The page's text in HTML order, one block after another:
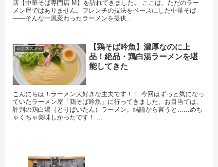
店【中華そば専門店 M】を訪れてきました。 ここは、ただのラー
メン屋ではありません。フレンチの技法をベースにした中華そば
――そんな一風変わったラーメンを提供...
☆オススメ☆
【鶏そば吟魚】濃厚なのに上
品！絶品・鶏白湯ラーメンを堪
能してきた
こんにちは！ラーメン大好きな主夫です！！ 今回はずっと気になっ
ていたラーメン屋「鶏そば吟魚」に行ってきました。お目当ては、
評判の鶏白湯（とりぱいたん）ラーメン。結論から言うと……めち
ゃくちゃ美味しかったです！ ...